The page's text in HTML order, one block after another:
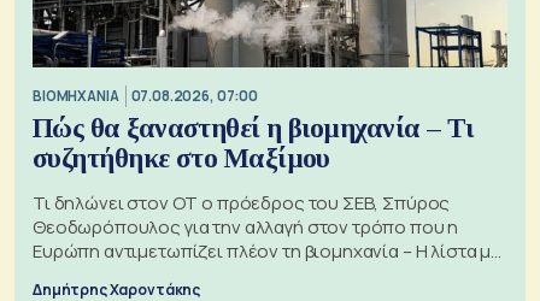
ΒΙΟΜΗΧΑΝΙΑ 07.08.2026, 07:00
Πώς θα ξαναστηθεί η βιομηχανία – Τι
συζητήθηκε στο Μαξίμου
Τι δηλώνει στον ΟΤ ο πρόεδρος του ΣΕΒ, Σπύρος
Θεοδωρόπουλος για την αλλαγή στον τρόπο που η
Ευρώπη αντιμετωπίζει πλέον τη βιομηχανία – Η λίστα με
Δημήτρης Χαροντάκης